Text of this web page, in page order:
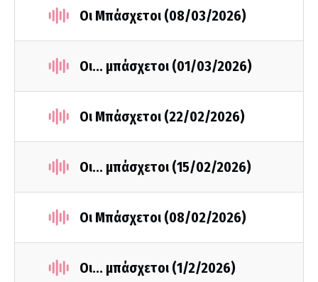
Οι Μπάσχετοι (08/03/2026)
Οι... μπάσχετοι (01/03/2026)
Οι Μπάσχετοι (22/02/2026)
Οι... μπάσχετοι (15/02/2026)
Οι Μπάσχετοι (08/02/2026)
Οι... μπάσχετοι (1/2/2026)